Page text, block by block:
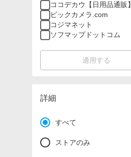
ココデカウ【日用品通販】
ビックカメラ.com
コジマネット
ソフマップドットコム
適用する
詳細
すべて
ストアのみ